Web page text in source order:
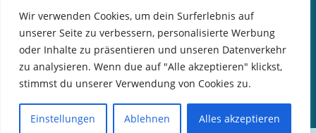
Wir verwenden Cookies, um dein Surferlebnis auf
unserer Seite zu verbessern, personalisierte Werbung
oder Inhalte zu präsentieren und unseren Datenverkehr
zu analysieren. Wenn due auf "Alle akzeptieren" klickst,
stimmst du unserer Verwendung von Cookies zu.
Einstellungen Ablehnen Alles akzeptieren
Gern könnt ihr euch telefonisch bei uns über aktuelle Öffnungszeiten
informieren. Für Gruppen und Events können wir aber gern jederzeit
öffnen.